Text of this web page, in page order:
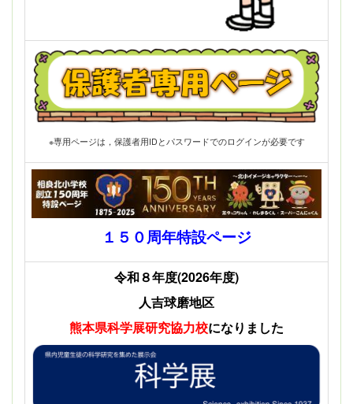
※専用ページは，保護者用IDとパスワードでのログインが必要です
１５０周年特設ページ
令和８年度(2026年度)
人吉球磨地区
熊本県科学展研究協力校になりました